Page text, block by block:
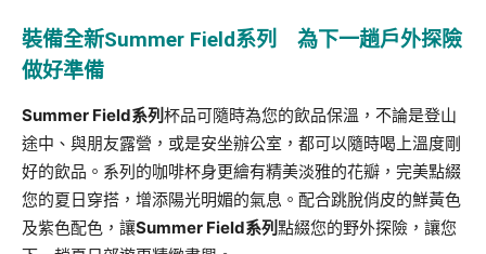
裝備全新Summer Field系列 為下一趟戶外探險
做好準備
Summer Field系列 杯品可隨時為您的飲品保溫，不論是登山
途中、 與朋友露營，或是安坐辦公室，都可以隨時喝上溫度剛
好的飲品。 系列的咖啡杯身更繪有精美淡雅的花瓣，完美點綴
您的夏日穿搭， 增添陽光明媚的氣息。配合跳脫俏皮的鮮黃色
及紫色配色，讓Summer Field系列 點綴您的野外探險， 讓您